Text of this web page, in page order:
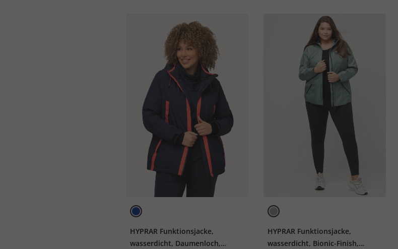
HYPRAR Funktionsjacke,
wasserdicht, Daumenloch,
HYPRAR Funktionsjacke,
wasserdicht, Bionic-Finish,